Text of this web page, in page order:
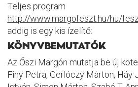
Teljes program
http://www.margofeszt.hu/hu/
addig is egy kis ízelítő:
KÖNYVBEMUTATÓK
Az Őszi Margón mutatja be új
Finy Petra, Gerlóczy Márton, Háy